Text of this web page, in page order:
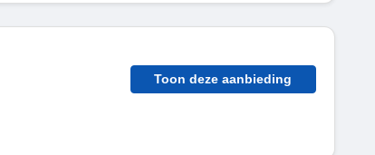
Toon deze aanbieding